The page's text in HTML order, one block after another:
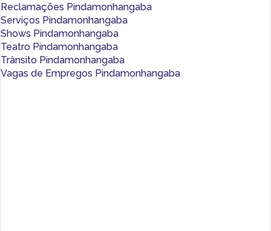
Reclamações Pindamonhangaba
Serviços Pindamonhangaba
Shows Pindamonhangaba
Teatro Pindamonhangaba
Trânsito Pindamonhangaba
Vagas de Empregos Pindamonhangaba